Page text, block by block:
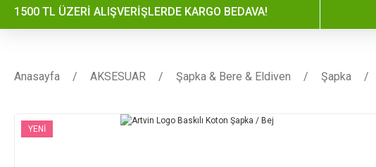
1500 TL ÜZERİ ALIŞVERİŞLERDE KARGO BEDAVA!
Anasayfa AKSESUAR Şapka & Bere & Eldiven Şapka
YENİ